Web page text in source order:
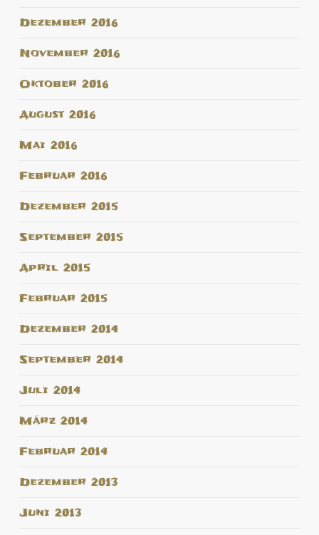
Dezember 2016
November 2016
Oktober 2016
August 2016
Mai 2016
Februar 2016
Dezember 2015
September 2015
April 2015
Februar 2015
Dezember 2014
September 2014
Juli 2014
März 2014
Februar 2014
Dezember 2013
Juni 2013